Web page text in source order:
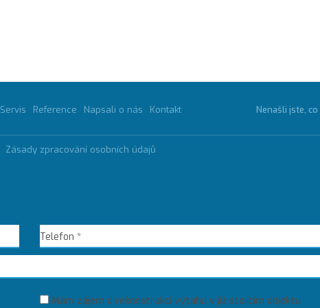
Servis Reference Napsali o nás Kontakt Nenašli jste,
Zásady zpracování osobních údajů
Mám zájem o rekonstrukci výtahu v již stojícím objektu